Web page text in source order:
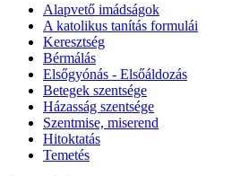
Alapvető imádságok
A katolikus tanítás formulái
Keresztség
Bérmálás
Elsőgyónás - Elsőáldozás
Betegek szentsége
Házasság szentsége
Szentmise, miserend
Hitoktatás
Temetés